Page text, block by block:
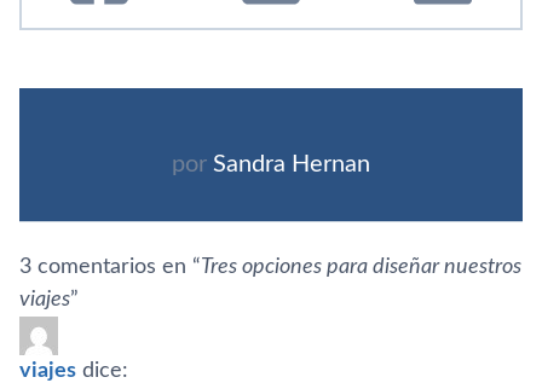
por Sandra Hernan
3 comentarios en “Tres opciones para diseñar nuestros
viajes”
viajes dice: